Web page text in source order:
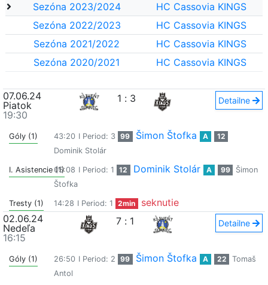
Sezóna 2023/2024
HC Cassovia KINGS
Sezóna 2022/2023
HC Cassovia KINGS
Sezóna 2021/2022
HC Cassovia KINGS
Sezóna 2020/2021
HC Cassovia KINGS
07.06.24
Piatok
19:30
1 : 3 Detailne
Góly (1) 43:20 I Period: 3 99 Šimon Štofka A
12
Dominik Stolár
I. Asistencie (1)05:08 I Period: 1 12 Dominik Stolár A 99
Šimon
Štofka
Tresty (1) 14:28 I Period: 1 2min
seknutie
02.06.24
Nedeľa
16:15
7 : 1 Detailne
Góly (1) 26:50 I Period: 2 99 Šimon Štofka A 22
Tomaš
Antol